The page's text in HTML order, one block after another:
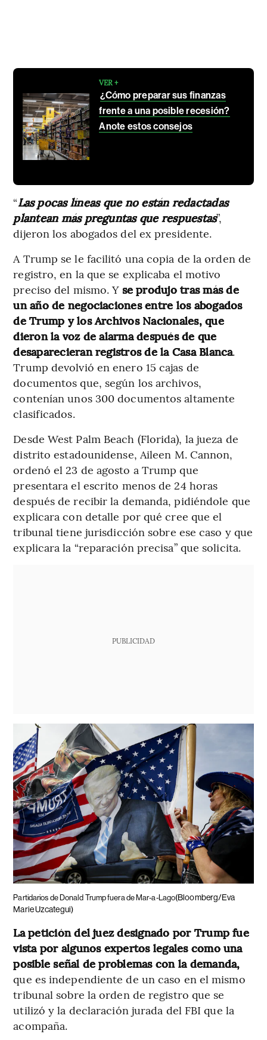
VER +
¿Cómo preparar sus finanzas
frente a una posible recesión?
Anote estos consejos
“Las pocas líneas que no están redactadas
plantean más preguntas que respuestas”,
dijeron los abogados del ex presidente.
A Trump se le facilitó una copia de la orden de
registro, en la que se explicaba el motivo
preciso del mismo. Y se produjo tras más de
un año de negociaciones entre los abogados
de Trump y los Archivos Nacionales, que
dieron la voz de alarma después de que
desaparecieran registros de la Casa Blanca.
Trump devolvió en enero 15 cajas de
documentos que, según los archivos,
contenían unos 300 documentos altamente
clasificados.
Desde West Palm Beach (Florida), la jueza de
distrito estadounidense, Aileen M. Cannon,
ordenó el 23 de agosto a Trump que
presentara el escrito menos de 24 horas
después de recibir la demanda, pidiéndole que
explicara con detalle por qué cree que el
tribunal tiene jurisdicción sobre ese caso y que
explicara la “reparación precisa” que solicita.
PUBLICIDAD
Partidarios de Donald Trump fuera de Mar-a-Lago(Bloomberg/Eva
Marie Uzcategui)
La petición del juez designado por Trump fue
vista por algunos expertos legales como una
posible señal de problemas con la demanda,
que es independiente de un caso en el mismo
tribunal sobre la orden de registro que se
utilizó y la declaración jurada del FBI que la
acompaña.